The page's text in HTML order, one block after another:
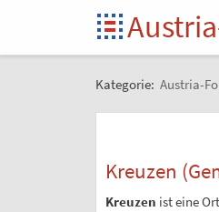
Kategorie: Austria-
Kreuzen
Kreuzen ist eine